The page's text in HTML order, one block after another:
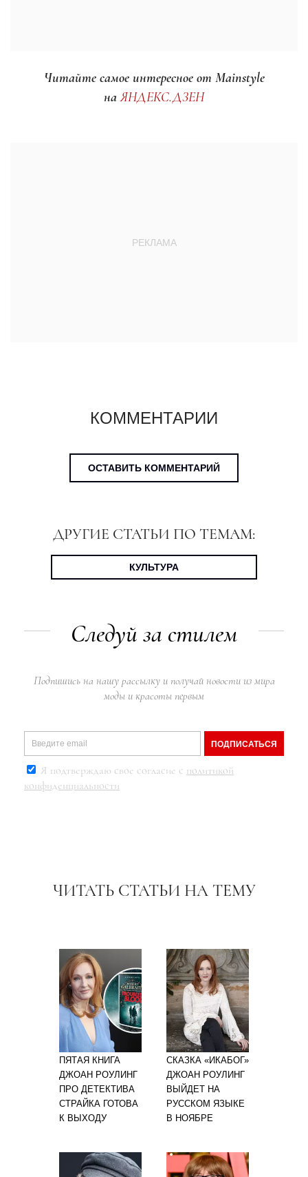
Читайте самое интересное от Mainstyle
наЯНДЕКС.ДЗЕН
КОММЕНТАРИИ
ОСТАВИТЬ КОММЕНТАРИЙ
ДРУГИЕ СТАТЬИ ПО ТЕМАМ:
КУЛЬТУРА
Следуй за стилем
Подпишись на нашу рассылку и получай новости из мира
моды и красоты первым
ПОДПИСАТЬСЯ
Я подтверждаю свое согласие с политикой
конфиденциальности
ЧИТАТЬ СТАТЬИ НА ТЕМУ
ПЯТАЯ КНИГА
ДЖОАН РОУЛИНГ
ПРО ДЕТЕКТИВА
СТРАЙКА ГОТОВА
К ВЫХОДУ
СКАЗКА «ИКАБОГ»
ДЖОАН РОУЛИНГ
ВЫЙДЕТ НА
РУССКОМ ЯЗЫКЕ
В НОЯБРЕ